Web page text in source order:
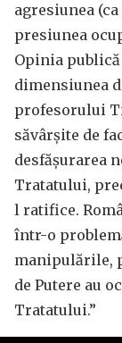
agresiunea (ca
presiunea
Opinia
dimensiunea
profesorului
săvârșite de
desfășurarea
Tratatului,
l ratifice.
într-o
manipulările,
de Putere au
Tratatului.”